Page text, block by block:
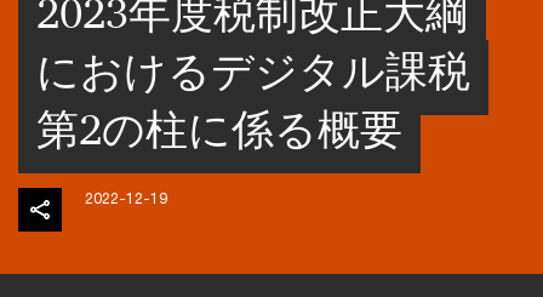
2023年度税制改正大綱
におけるデジタル課税
第2の柱に係る概要
2022-12-19